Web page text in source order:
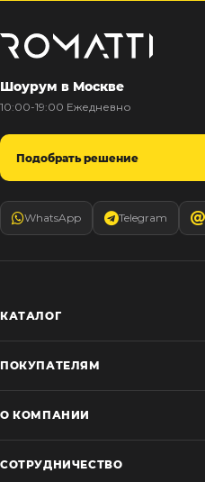
Шоурум в Москве
10:00-19:00 Ежедневно
Подобрать решение
WhatsApp Telegram
КАТАЛОГ
ПОКУПАТЕЛЯМ
О КОМПАНИИ
СОТРУДНИЧЕСТВО